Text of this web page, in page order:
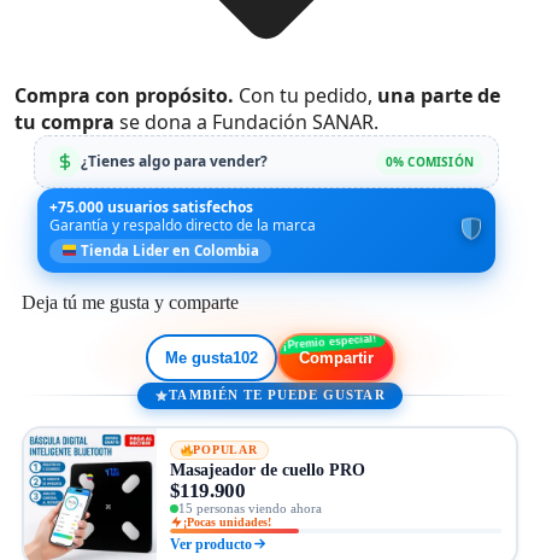
Compra con propósito. Con tu pedido, una parte de
tu compra se dona a Fundación SANAR.
¿Tienes algo para vender? 0% COMISIÓN
+75.000 usuarios satisfechos
Garantía y respaldo directo de la marca
Tienda Lider en Colombia
Deja tú me gusta y comparte
Me gusta102 Compartir
TAMBIÉN TE PUEDE GUSTAR
POPULAR
Masajeador de cuello PRO
$119.900
15 personas viendo ahora
¡Pocas unidades!
Ver producto